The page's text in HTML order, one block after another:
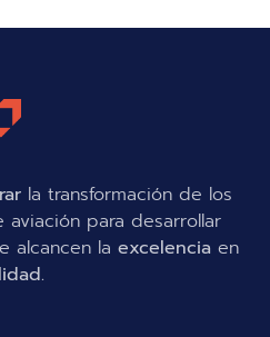
la transformación de los
para desarrollar
alcancen la excelencia en